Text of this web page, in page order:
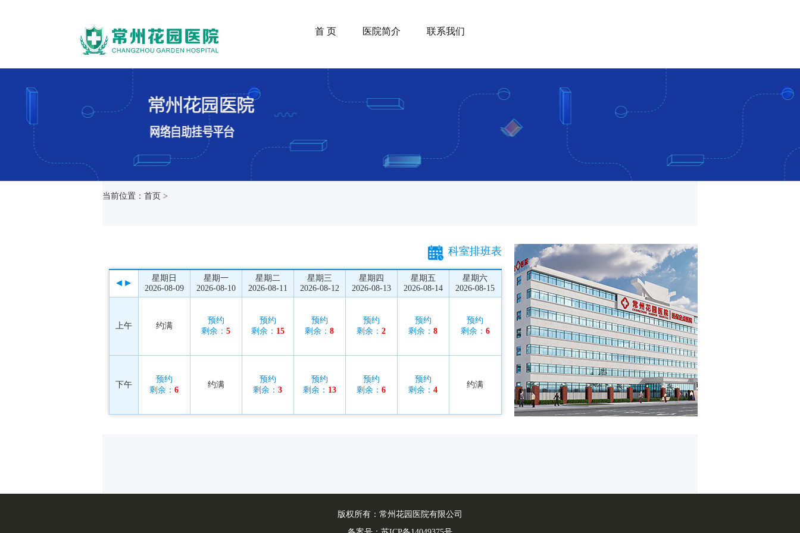
首 页 医院简介 联系我们
当前位置：首页 >
科室排班表
星期日
2026-08-09
星期一
2026-08-10
星期二
2026-08-11
星期三
2026-08-12
星期四
2026-08-13
星期五
2026-08-14
星期六
2026-08-15
上午 约满
预约
剩余： 5
预约
剩余： 15
预约
剩余： 8
预约
剩余： 2
预约
剩余： 8
预约
剩余： 6
下午
预约
剩余： 6
约满
预约
剩余： 3
预约
剩余： 13
预约
剩余： 6
预约
剩余： 4
约满
版权所有：常州花园医院有限公司